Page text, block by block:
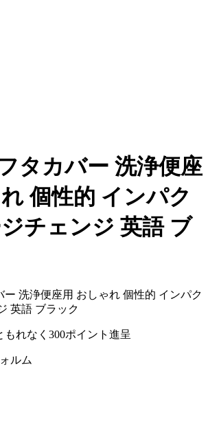
タカバー 洗浄便座
個性的 インパク
ジチェンジ 英語 ブ